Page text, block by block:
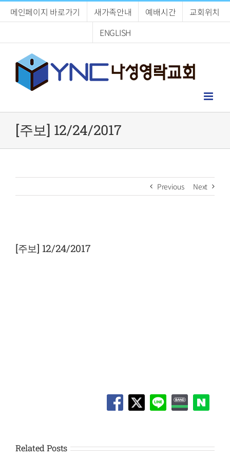
메인페이지 바로가기 새가족안내 예배시간
교회위치
ENGLISH
[주보] 12/24/2017
Previous Next
Larger
Image
[주보] 12/24/2017
Related Posts